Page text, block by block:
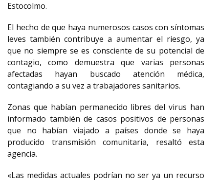
Estocolmo.
El hecho de que haya numerosos casos con síntomas
leves también contribuye a aumentar el riesgo, ya
que no siempre se es consciente de su potencial de
contagio, como demuestra que varias personas
afectadas hayan buscado atención médica,
contagiando a su vez a trabajadores sanitarios.
Zonas que habían permanecido libres del virus han
informado también de casos positivos de personas
que no habían viajado a países donde se haya
producido transmisión comunitaria, resaltó esta
agencia.
«Las medidas actuales podrían no ser ya un recurso